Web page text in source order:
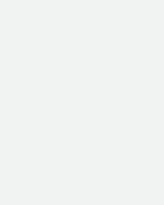
sạch
kế hoa văn nổi